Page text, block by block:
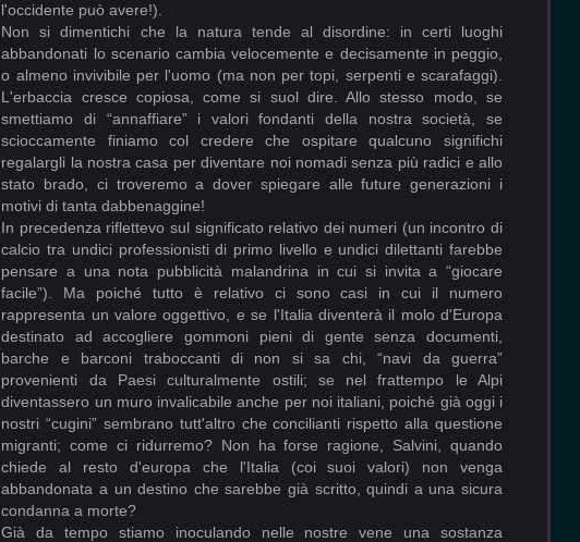
l'occidente può avere!).
Non si dimentichi che la natura tende al disordine: in certi luoghi
abbandonati lo scenario cambia velocemente e decisamente in peggio,
o almeno invivibile per l'uomo (ma non per topi, serpenti e scarafaggi).
L'erbaccia cresce copiosa, come si suol dire. Allo stesso modo, se
smettiamo di “annaffiare” i valori fondanti della nostra società, se
scioccamente finiamo col credere che ospitare qualcuno significhi
regalargli la nostra casa per diventare noi nomadi senza più radici e allo
stato brado, ci troveremo a dover spiegare alle future generazioni i
motivi di tanta dabbenaggine!
In precedenza riflettevo sul significato relativo dei numeri (un incontro di
calcio tra undici professionisti di primo livello e undici dilettanti farebbe
pensare a una nota pubblicità malandrina in cui si invita a “giocare
facile”). Ma poiché tutto è relativo ci sono casi in cui il numero
rappresenta un valore oggettivo, e se l'Italia diventerà il molo d'Europa
destinato ad accogliere gommoni pieni di gente senza documenti,
barche e barconi traboccanti di non si sa chi, “navi da guerra”
provenienti da Paesi culturalmente ostili; se nel frattempo le Alpi
diventassero un muro invalicabile anche per noi italiani, poiché già oggi i
nostri “cugini” sembrano tutt'altro che concilianti rispetto alla questione
migranti; come ci ridurremo? Non ha forse ragione, Salvini, quando
chiede al resto d'europa che l'Italia (coi suoi valori) non venga
abbandonata a un destino che sarebbe già scritto, quindi a una sicura
condanna a morte?
Già da tempo stiamo inoculando nelle nostre vene una sostanza